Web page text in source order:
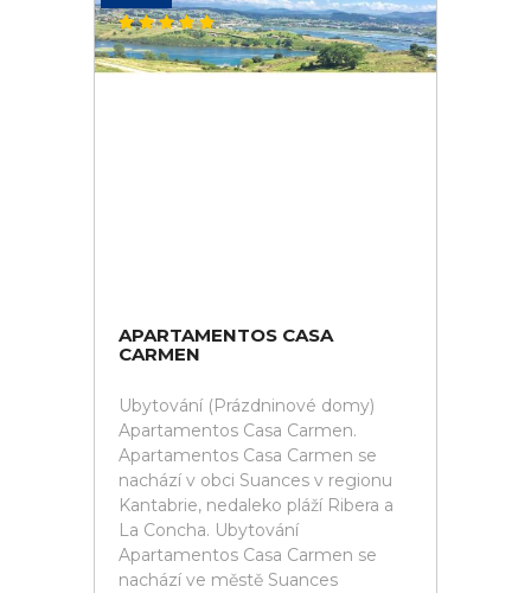
APARTAMENTOS CASA
CARMEN
Ubytování (Prázdninové domy)
Apartamentos Casa Carmen.
Apartamentos Casa Carmen se
nachází v obci Suances v regionu
Kantabrie, nedaleko pláží Ribera a
La Concha. Ubytování
Apartamentos Casa Carmen se
nachází ve městě Suances